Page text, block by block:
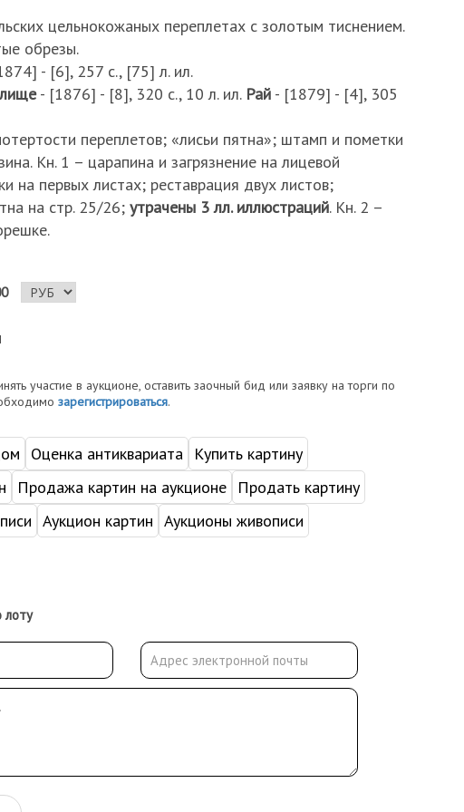
цельнокожаных переплетах с золотым тиснением.
обрезы.
- [6], 257 с., [75] л. ил.
- [1876] - [8], 320 с., 10 л. ил. Рай- [1879] - [4], 305
переплетов; «лисьи пятна»; штамп и пометки
Кн. 1 – царапина и загрязнение на лицевой
на первых листах; реставрация двух листов;
на стр. 25/26; утрачены 3 лл. иллюстраций. Кн. 2 –
участие в аукционе, оставить заочный бид или заявку на торги по
зарегистрироваться.
Оценка антиквариата
Купить картину
Продажа картин на аукционе
Продать картину
Аукцион картин Аукционы живописи
лоту